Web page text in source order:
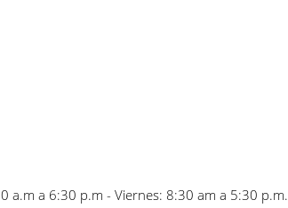
a.m a 6:30 p.m - Viernes: 8:30 am a 5:30 p.m.